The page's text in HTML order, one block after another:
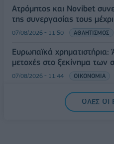
Ατρόμητος και Novibet
της συνεργασίας τους
07/08/2026 - 11:50 ΑΘΛΗΤΙΣΜΟΣ
Ευρωπαϊκά
μετοχές στο ξεκίνημα των
07/08/2026 - 11:44 ΟΙΚΟΝΟΜΙΑ
ΟΛΕΣ ΟΙ